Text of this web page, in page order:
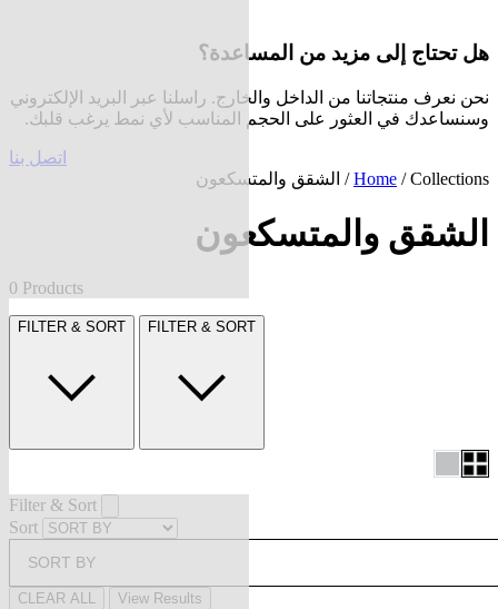
هل تحتاج إلى مزيد من المساعدة؟
نحن نعرف منتجاتنا من الداخل والخارج. راسلنا عبر البريد الإلكتروني
وسنساعدك في العثور على الحجم المناسب لأي نمط يرغب قلبك.
اتصل بنا
Home / Collections / الشقق والمتسكعون
الشقق والمتسكعون
0 Products
FILTER & SORT FILTER & SORT
Filter & Sort
Sort
SORT BY
CLEAR ALL View Results